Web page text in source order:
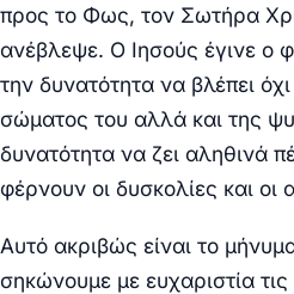
προς το Φως, τον Σωτήρα
ανέβλεψε. Ο Ιησούς έγινε ο
την δυνατότητα να βλέπει
σώματος του αλλά και της
δυνατότητα να ζει αληθινά
φέρνουν οι δυσκολίες και οι
Αυτό ακριβώς είναι το
σηκώνουμε με ευχαριστία τις